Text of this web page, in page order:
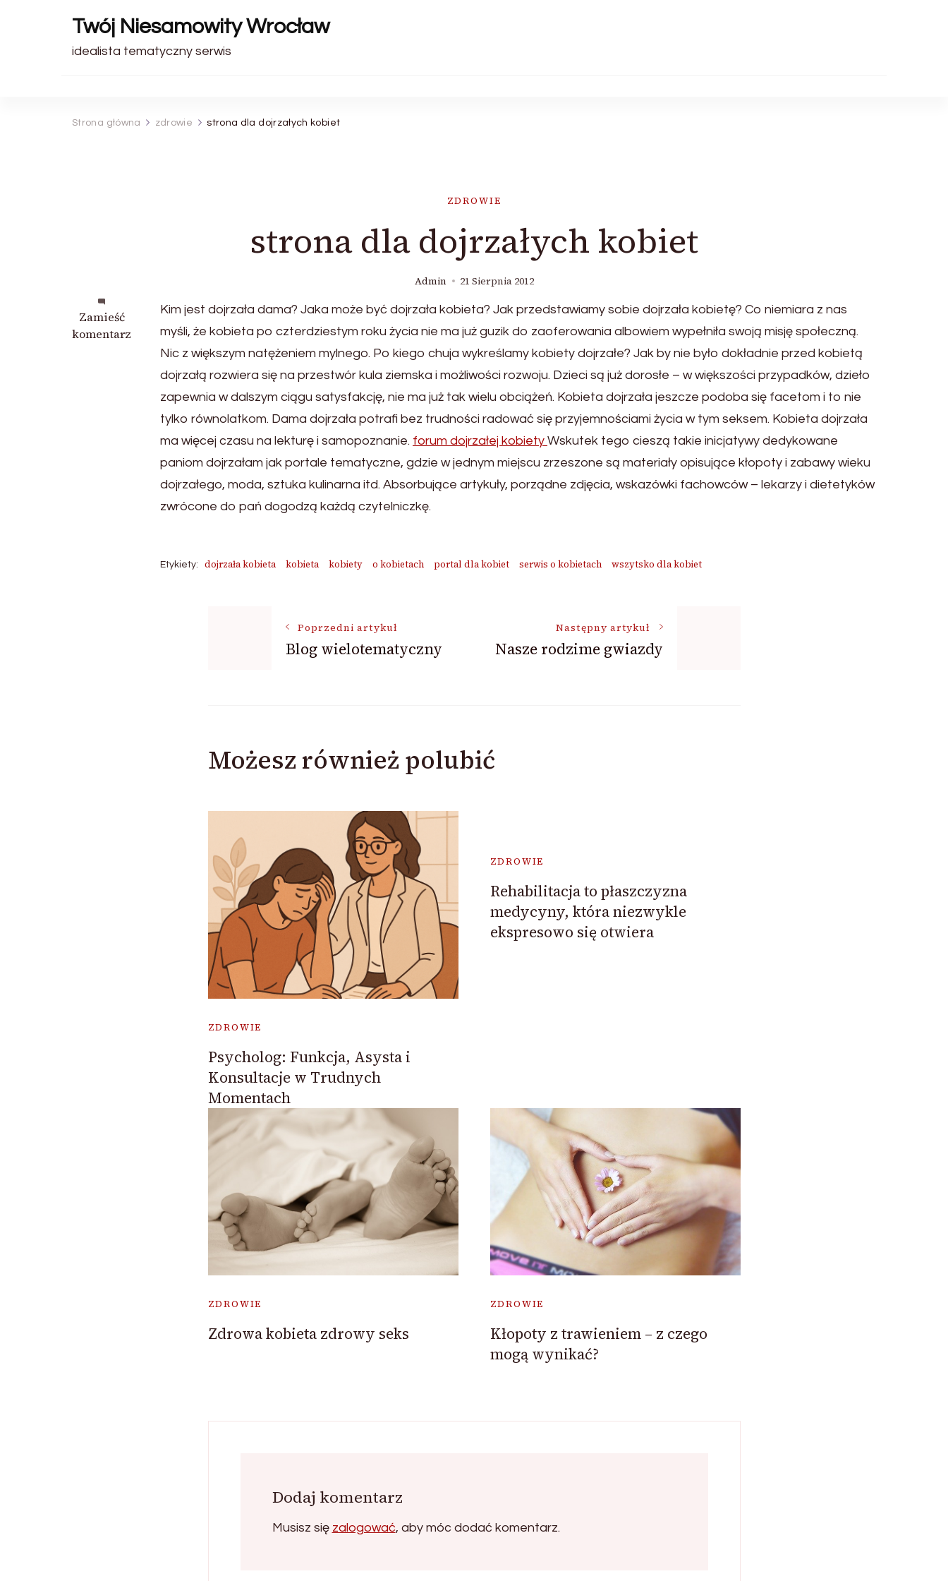
Twój Niesamowity Wrocław
idealista tematyczny serwis
Strona główna zdrowie strona dla dojrzałych kobiet
ZDROWIE
strona dla dojrzałych kobiet
Admin 21 Sierpnia 2012
Zamieść
komentarz
we
wpisie
Kim jest dojrzała dama? Jaka może być dojrzała kobieta? Jak przedstawiamy sobie dojrzała kobietę? Co niemiara z nas
myśli, że kobieta po czterdziestym roku życia nie ma już guzik do zaoferowania albowiem wypełniła swoją misję społeczną.
Nic z większym natężeniem mylnego. Po kiego chuja wykreślamy kobiety dojrzałe? Jak by nie było dokładnie przed kobietą
dojrzałą rozwiera się na przestwór kula ziemska i możliwości rozwoju. Dzieci są już dorosłe – w większości przypadków, dzieło
zapewnia w dalszym ciągu satysfakcję, nie ma już tak wielu obciążeń. Kobieta dojrzała jeszcze podoba się facetom i to nie
tylko równolatkom. Dama dojrzała potrafi bez trudności radować się przyjemnościami życia w tym seksem. Kobieta dojrzała
ma więcej czasu na lekturę i samopoznanie. forum dojrzałej kobiety Wskutek tego cieszą takie inicjatywy dedykowane
paniom dojrzałam jak portale tematyczne, gdzie w jednym miejscu zrzeszone są materiały opisujące kłopoty i zabawy wieku
dojrzałego, moda, sztuka kulinarna itd. Absorbujące artykuły, porządne zdjęcia, wskazówki fachowców – lekarzy i dietetyków
zwrócone do pań dogodzą każdą czytelniczkę.
Etykiety: dojrzała kobieta kobieta kobiety o kobietach portal dla kobiet serwis o kobietach wszytsko dla kobiet
NawigacjaPoprzedni artykuł
Blog wielotematyczny
Następny artykuł
Nasze rodzime gwiazdy
Możesz również polubić
ZDROWIE
Psycholog: Funkcja, Asysta i
Konsultacje w Trudnych
Momentach
ZDROWIE
Rehabilitacja to płaszczyzna
medycyny, która niezwykle
ekspresowo się otwiera
ZDROWIE
Zdrowa kobieta zdrowy seks
ZDROWIE
Kłopoty z trawieniem – z czego
mogą wynikać?
Dodaj komentarz
Musisz się zalogować, aby móc dodać komentarz.